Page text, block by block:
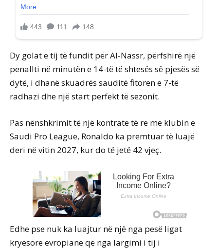
Dy golat e tij të fundit për Al-Nassr, përfshirë një
penallti në minutën e 14-të të shtesës së pjesës së
dytë, i dhanë skuadrës sauditë fitoren e 7-të
radhazi dhe një start perfekt të sezonit.
Pas nënshkrimit të një kontrate të re me klubin e
Saudi Pro League, Ronaldo ka premtuar të luajë
deri në vitin 2027, kur do të jetë 42 vjeç.
Edhe pse nuk ka luajtur në një nga pesë ligat
kryesore evropiane që nga largimi i tij i